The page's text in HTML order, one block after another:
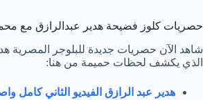
حصريات كلوز فضيحة هدير عبدالرازق مع
شاهد الآن حصريات جديدة للبلوجر المصرية
الذي يكشف لحظات حميمة من هنا:
هدير عبد الرازق الفيديو الثاني كامل